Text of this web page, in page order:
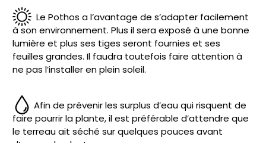
Le Pothos a l’avantage de s’adapter facilement
à son environnement. Plus il sera exposé à une bonne
lumière et plus ses tiges seront fournies et ses
feuilles grandes. Il faudra toutefois faire attention à
ne pas l’installer en plein soleil.
Afin de prévenir les surplus d’eau qui risquent de
faire pourrir la plante, il est préférable d’attendre que
le terreau ait séché sur quelques pouces avant